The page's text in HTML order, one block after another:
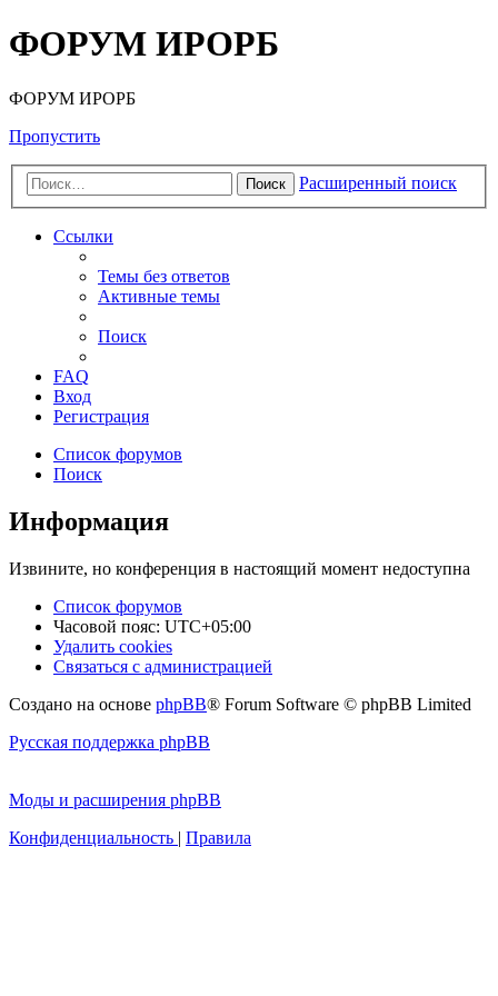
ФОРУМ ИРОРБ
ФОРУМ ИРОРБ
Пропустить
Поиск Расширенный поиск
Ссылки
Темы без ответов
Активные темы
Поиск
FAQ
Вход
Регистрация
Список форумов
Поиск
Информация
Извините, но конференция в настоящий момент недоступна
Список форумов
Часовой пояс: UTC+05:00
Удалить cookies
Связаться с администрацией
Создано на основе phpBB® Forum Software © phpBB Limited
Русская поддержка phpBB
Моды и расширения phpBB
Конфиденциальность | Правила